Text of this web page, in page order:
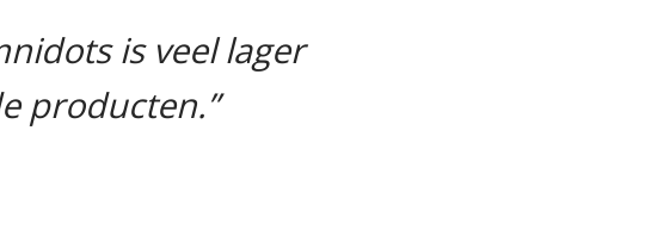
is veel lager
producten.”